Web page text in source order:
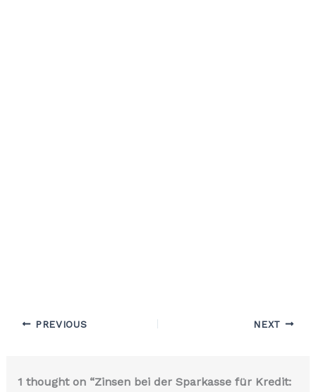
PREVIOUS NEXT
1 thought on “Zinsen bei der Sparkasse für Kredit: